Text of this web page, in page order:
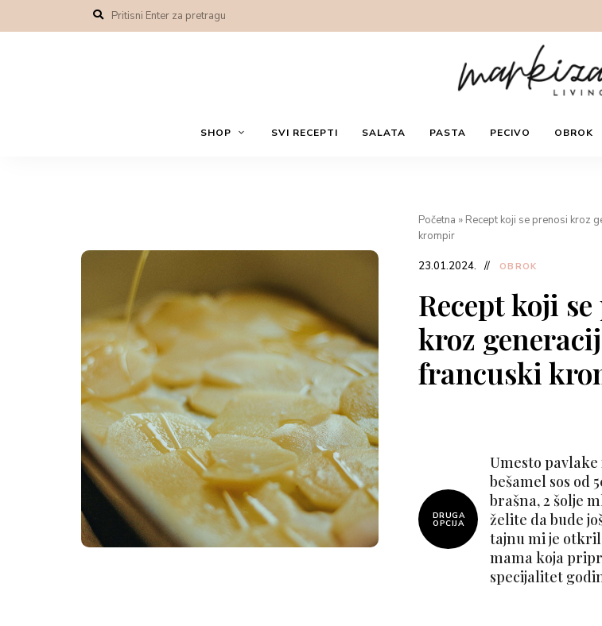
Markiza
hrane,
vina
mudrost?
SHOP SVI RECEPTI SALATA PASTA PECIVO OBROK
Početna » Recept koji se prenosi kroz
krompir
23.01.2024. OBROK
Recept koji
kroz
francuski
DRUGA
OPCIJA
Umesto
bešamel sos od
brašna, 2 šolje
želite da bude
tajnu mi je
mama koja
specijalitet